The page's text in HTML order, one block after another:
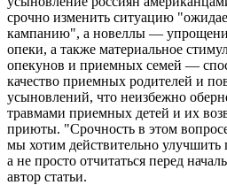
срочно изменить ситуацию
кампанию", а новеллы —
опеки, а также материальное
опекунов и приемных семей —
качество приемных родителей и
усыновлений, что неизбежно
травмами приемных детей и их
приюты. "Срочность в этом
мы хотим действительно улучшить
а не просто отчитаться перед
автор статьи.